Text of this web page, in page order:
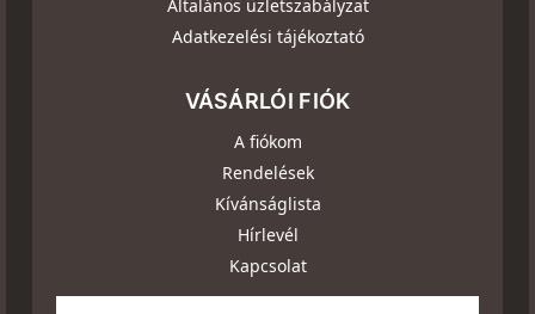
Általános üzletszabályzat
Adatkezelési tájékoztató
VÁSÁRLÓI FIÓK
A fiókom
Rendelések
Kívánságlista
Hírlevél
Kapcsolat